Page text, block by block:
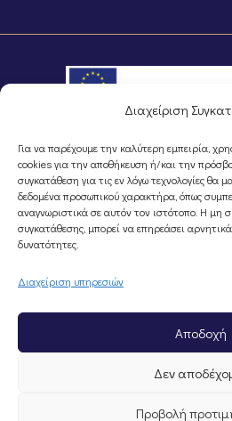
Διαχείριση
Για να παρέχουμε την καλύτερη εμπειρία,
cookies για την αποθήκευση ή/και την
συγκατάθεση για τις εν λόγω τεχνολογίες θα
δεδομένα προσωπικού χαρακτήρα, όπως
αναγνωριστικά σε αυτόν τον ιστότοπο. Η μη
συγκατάθεσης, μπορεί να επηρεάσει αρνητικά
δυνατότητες.
Διαχείριση υπηρεσιών
Αποδοχή
Δεν
Προβολή
©Portal Επιμελητηρίου Ημαθίας,